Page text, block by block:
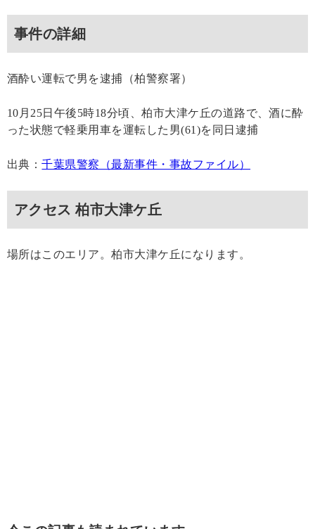
事件の詳細
酒酔い運転で男を逮捕（柏警察署）
10月25日午後5時18分頃、柏市大津ケ丘の道路で、酒に酔
った状態で軽乗用車を運転した男(61)を同日逮捕
出典：千葉県警察（最新事件・事故ファイル）
アクセス 柏市大津ケ丘
場所はこのエリア。柏市大津ケ丘になります。